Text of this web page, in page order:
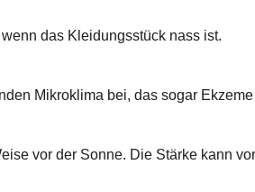
das Kleidungsstück nass ist.
Mikroklima bei, das sogar
vor der Sonne. Die Stärke kann